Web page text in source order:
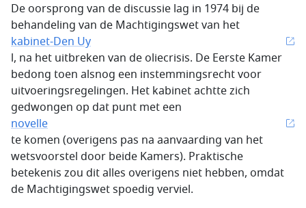
De oorsprong van de discussie lag in 1974 bij de
behandeling van de Machtigingswet van het
kabinet-Den Uy
l, na het uitbreken van de oliecrisis. De Eerste Kamer
bedong toen alsnog een instemmingsrecht voor
uitvoeringsregelingen. Het kabinet achtte zich
gedwongen op dat punt met een
novelle
te komen (overigens pas na aanvaarding van het
wetsvoorstel door beide Kamers). Praktische
betekenis zou dit alles overigens niet hebben, omdat
de Machtigingswet spoedig verviel.